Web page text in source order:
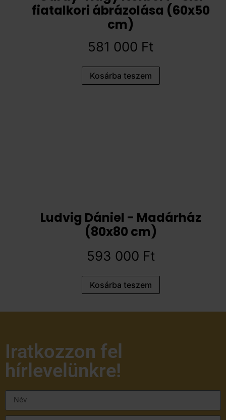
fiatalkori ábrázolása (60x50
cm)
581 000 Ft
Kosárba teszem
Ludvig Dániel - Madárház
(80x80 cm)
593 000 Ft
Kosárba teszem
Iratkozzon fel
hírlevelünkre!